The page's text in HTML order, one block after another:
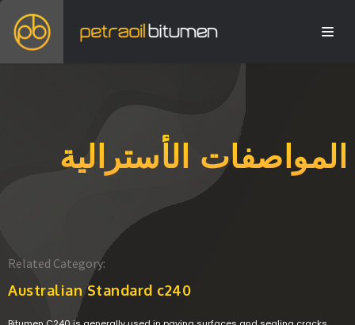
المواصفات الأسترالية
Related Category:
Australian Standard c240